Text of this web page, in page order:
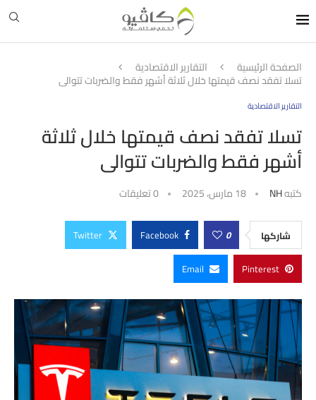
الصفحة الرئيسية التقارير الاقتصادية
تسلا تفقد نصف قيمتها خلال ثلاثة أشهر فقط والضربات تتوالى
التقارير الاقتصادية
تسلا تفقد نصف قيمتها خلال ثلاثة
أشهر فقط والضربات تتوالى
كتبهNH 18 مارس، 2025 0 تعليقات
شاركها 0
Facebook
Twitter
Pinterest
Email